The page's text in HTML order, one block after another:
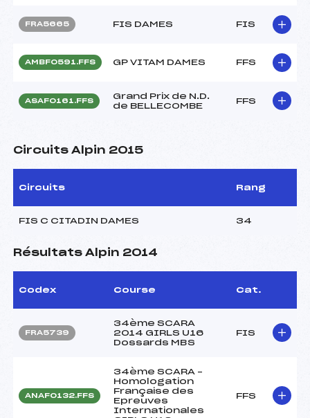
FRA5665 FIS DAMES FIS
AMBF0591.FFS GP VITAM DAMES FFS
ASAF0161.FFS
Grand Prix de N.D.
de BELLECOMBE
FFS
Circuits Alpin 2015
Circuits Rang
FIS C CITADIN DAMES 34
Résultats Alpin 2014
Codex Course Cat.
FRA5739
34ème SCARA
2014 GIRLS U16
Dossards MBS
FIS
ANAF0132.FFS
34ème SCARA –
Homologation
Française des
Epreuves
Internationales
FFS